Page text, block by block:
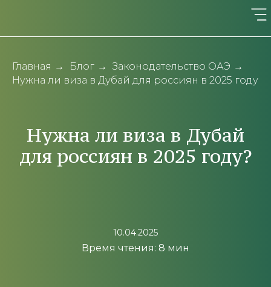
Главная → Блог → Законодательство ОАЭ →
Нужна ли виза в Дубай для россиян в 2025 году
Нужна ли виза в Дубай
для россиян в 2025 году?
10.04.2025
Время чтения: 8 мин